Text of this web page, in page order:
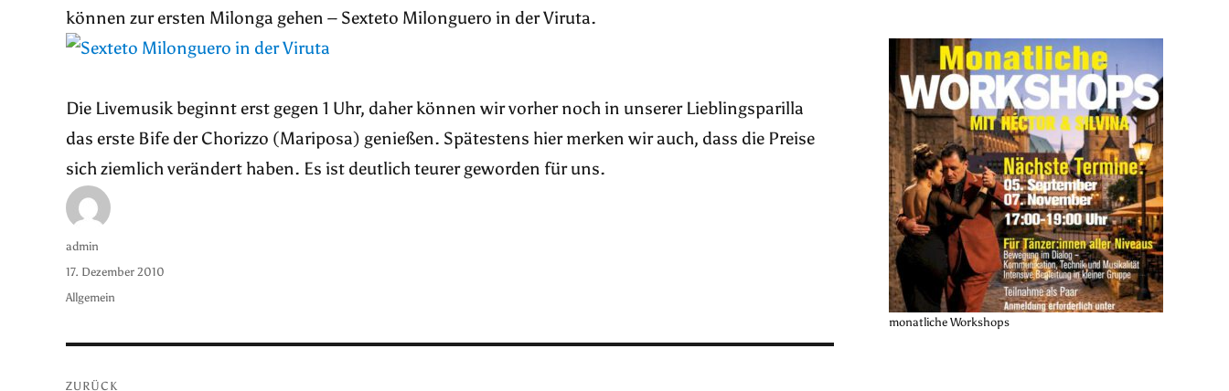
können zur ersten Milonga gehen – Sexteto Milonguero in der Viruta.
Die Livemusik beginnt erst gegen 1 Uhr, daher können wir vorher noch in unserer Lieblingsparilla
das erste Bife der Chorizzo (Mariposa) genießen. Spätestens hier merken wir auch, dass die Preise
sich ziemlich verändert haben. Es ist deutlich teurer geworden für uns.
Autor
admin
Veröffentlicht
am
17. Dezember 2010
Kategorien
Allgemein
ZURÜCK
monatliche Workshops